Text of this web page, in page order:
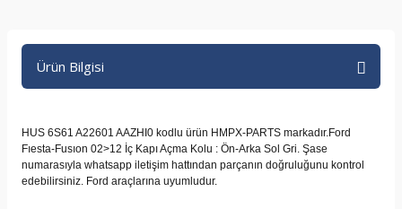
Ürün Bilgisi
HUS 6S61 A22601 AAZHI0 kodlu ürün HMPX-PARTS markadır.Ford
Fıesta-Fusıon 02>12 İç Kapı Açma Kolu : Ön-Arka Sol Gri. Şase
numarasıyla whatsapp iletişim hattından parçanın doğruluğunu kontrol
edebilirsiniz. Ford araçlarına uyumludur.